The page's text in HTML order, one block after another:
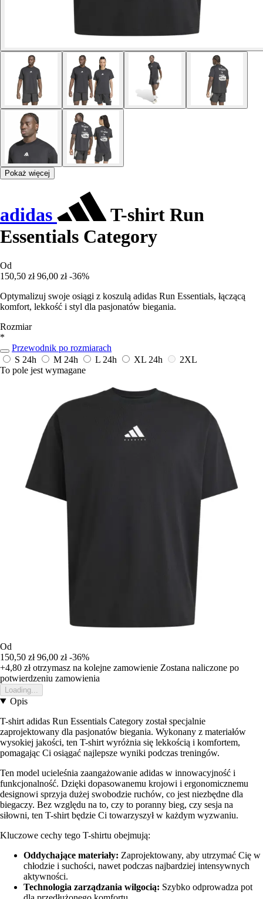
Pokaż więcej
adidas
T-shirt Run
Essentials Category
Od
150,50 zł 96,00 zł -36%
Optymalizuj swoje osiągi z koszulą adidas Run Essentials, łączącą
komfort, lekkość i styl dla pasjonatów biegania.
Rozmiar
*
Przewodnik po rozmiarach
S 24h M 24h L 24h XL 24h
2XL
To pole jest wymagane
Od
150,50 zł 96,00 zł -36%
+4,80 złotrzymasz na kolejne zamowienie Zostana naliczone po
potwierdzeniu zamowienia
Loading...
Opis
T-shirt adidas Run Essentials Category został specjalnie
zaprojektowany dla pasjonatów biegania. Wykonany z materiałów
wysokiej jakości, ten T-shirt wyróżnia się lekkością i komfortem,
pomagając Ci osiągać najlepsze wyniki podczas treningów.
Ten model ucieleśnia zaangażowanie adidas w innowacyjność i
funkcjonalność. Dzięki dopasowanemu krojowi i ergonomicznemu
designowi sprzyja dużej swobodzie ruchów, co jest niezbędne dla
biegaczy. Bez względu na to, czy to poranny bieg, czy sesja na
siłowni, ten T-shirt będzie Ci towarzyszył w każdym wyzwaniu.
Kluczowe cechy tego T-shirtu obejmują:
Oddychające materiały: Zaprojektowany, aby utrzymać Cię w
chłodzie i suchości, nawet podczas najbardziej intensywnych
aktywności.
Technologia zarządzania wilgocią: Szybko odprowadza pot